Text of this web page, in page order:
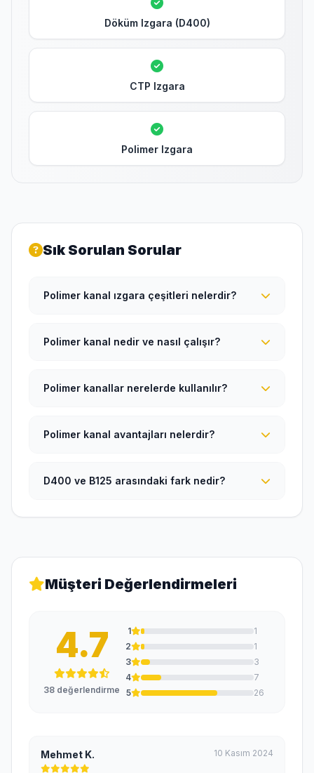
Döküm Izgara (D400)
CTP Izgara
Polimer Izgara
Sık Sorulan Sorular
Polimer kanal ızgara çeşitleri nelerdir?
Polimer kanal nedir ve nasıl çalışır?
Polimer kanallar nerelerde kullanılır?
Polimer kanal avantajları nelerdir?
D400 ve B125 arasındaki fark nedir?
Müşteri Değerlendirmeleri
4.7
38 değerlendirme
1
1
2
1
3
3
4
7
5
26
Mehmet K. 10 Kasım 2024